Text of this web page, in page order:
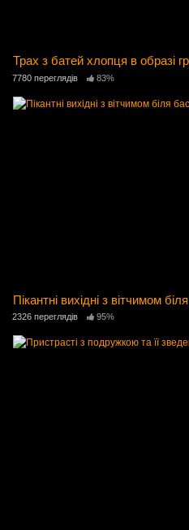
Трах з батей хлопця в образі
7780 переглядів 83%
Пікантні вихідні з вітчимом
2326 переглядів 95%